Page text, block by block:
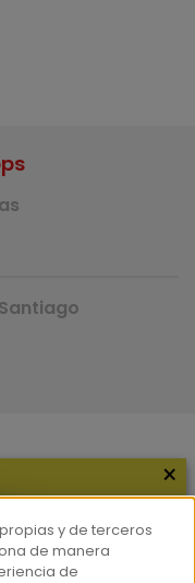
×
y de terceros
de manera
de